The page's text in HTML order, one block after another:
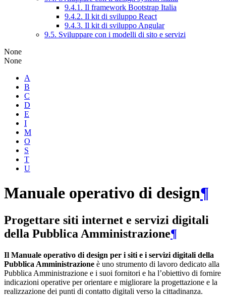
9.4.1. Il framework Bootstrap Italia
9.4.2. Il kit di sviluppo React
9.4.3. Il kit di sviluppo Angular
9.5. Sviluppare con i modelli di sito e servizi
None
None
A
B
C
D
E
I
M
O
S
T
U
Manuale operativo di design¶
Progettare siti internet e servizi digitali
della Pubblica Amministrazione¶
Il Manuale operativo di design per i siti e i servizi digitali della
Pubblica Amministrazione è uno strumento di lavoro dedicato alla
Pubblica Amministrazione e i suoi fornitori e ha l’obiettivo di fornire
indicazioni operative per orientare e migliorare la progettazione e la
realizzazione dei punti di contatto digitali verso la cittadinanza.